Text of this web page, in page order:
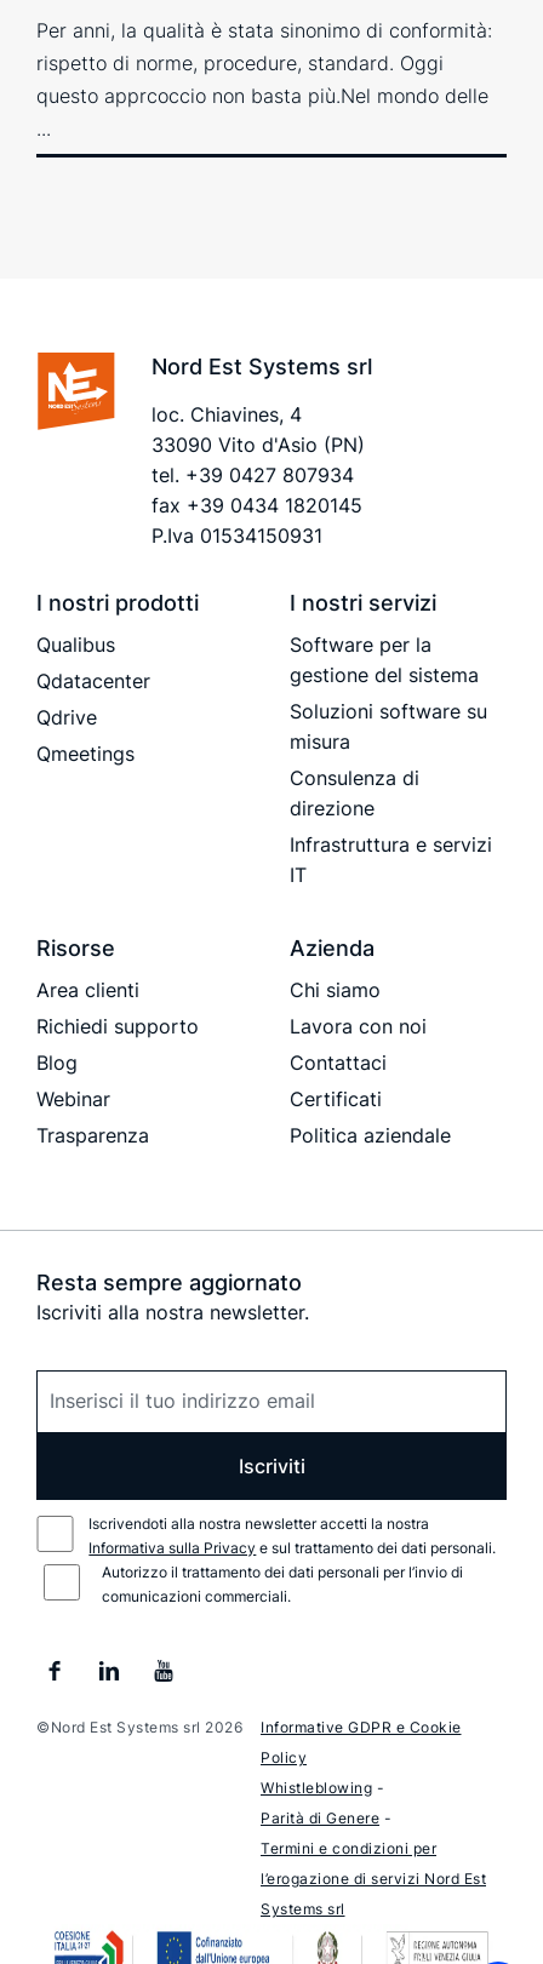
Per anni, la qualità è stata sinonimo di conformità:
rispetto di norme, procedure, standard. Oggi
questo apprcoccio non basta più.Nel mondo delle
...
Nord Est Systems srl
loc. Chiavines, 4
33090 Vito d'Asio (PN)
tel. +39 0427 807934
fax +39 0434 1820145
P.Iva 01534150931
I nostri prodotti
Qualibus
Qdatacenter
Qdrive
Qmeetings
I nostri servizi
Software per la
gestione del sistema
Soluzioni software su
misura
Consulenza di
direzione
Infrastruttura e servizi
IT
Risorse
Area clienti
Richiedi supporto
Blog
Webinar
Trasparenza
Azienda
Chi siamo
Lavora con noi
Contattaci
Certificati
Politica aziendale
Resta sempre aggiornato
Iscriviti alla nostra newsletter.
Iscriviti
Iscrivendoti alla nostra newsletter accetti la nostra
Informativa sulla Privacy e sul trattamento dei dati personali.
Autorizzo il trattamento dei dati personali per l’invio di
comunicazioni commerciali.
©Nord Est Systems srl 2026
Informative GDPR e Cookie
Policy
Whistleblowing -
Parità di Genere -
Termini e condizioni per
l’erogazione di servizi Nord Est
Systems srl